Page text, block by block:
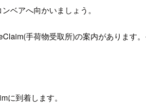
ベアへ向かいましょう。
手荷物受取所)の案内があります
に到着します。